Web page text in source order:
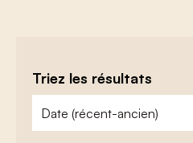
Triez les résultats
zoeken - sorteer
trier le contenu